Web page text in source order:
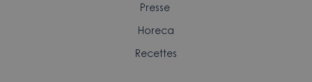
Presse
Horeca
Recettes